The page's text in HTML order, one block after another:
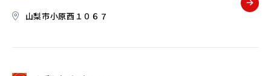
山梨市小原西１０６７